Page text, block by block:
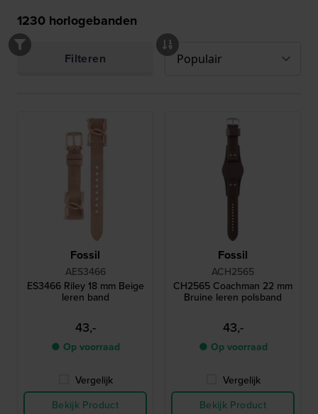
1230 horlogebanden
Filteren
Fossil
AES3466
ES3466 Riley 18 mm Beige
leren band
43,-
● Op voorraad
Vergelijk
Bekijk Product
Fossil
ACH2565
CH2565 Coachman 22 mm
Bruine leren polsband
43,-
● Op voorraad
Vergelijk
Bekijk Product